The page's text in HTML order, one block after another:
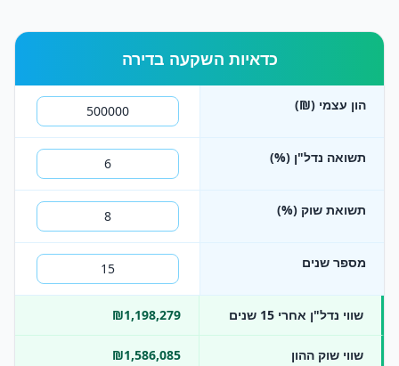
כדאיות השקעה בדירה
הון עצמי (₪)
תשואה נדל"ן (%)
תשואת שוק (%)
מספר שנים
שווי נדל"ן אחרי 15 שנים ₪1,198,279
שווי שוק ההון ₪1,586,085